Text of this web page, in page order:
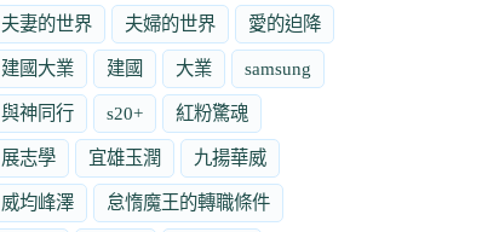
夫妻的世界 夫婦的世界 愛的迫降
建國大業 建國 大業 samsung
與神同行 s20+ 紅粉驚魂
展志學 宜雄玉潤 九揚華威
威均峰澤 怠惰魔王的轉職條件